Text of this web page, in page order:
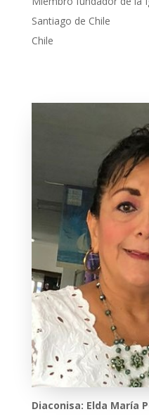
Santiago de Chile
Chile
Diaconisa: Elda María